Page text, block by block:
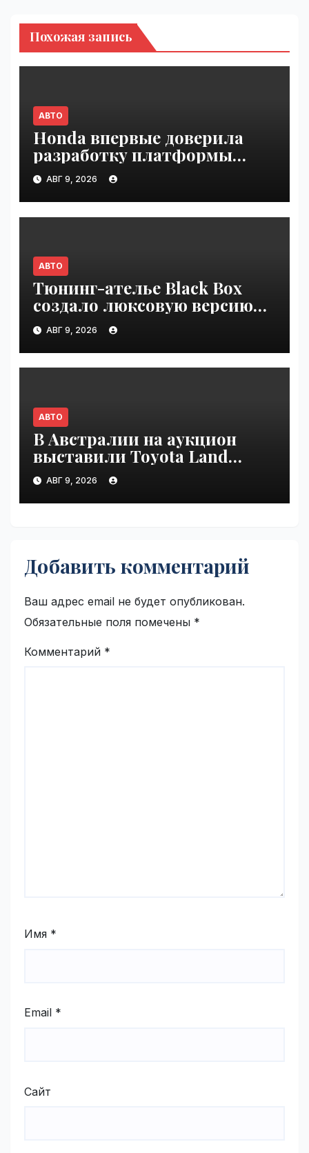
Похожая запись
АВТО
Honda впервые доверила
разработку платформы
индийской компании Tata
Technologies | VseTime.ru
АВГ 9, 2026
АВТО
Тюнинг-ателье Black Box
создало люксовую версию
Land Cruiser 70 | VseTime.ru
АВГ 9, 2026
АВТО
В Австралии на аукцион
выставили Toyota Land
Cruiser 200, проехавший 1
млн км | VseTime.ru
АВГ 9, 2026
Добавить комментарий
Ваш адрес email не будет опубликован.
Обязательные поля помечены *
Комментарий *
Имя *
Email *
Сайт